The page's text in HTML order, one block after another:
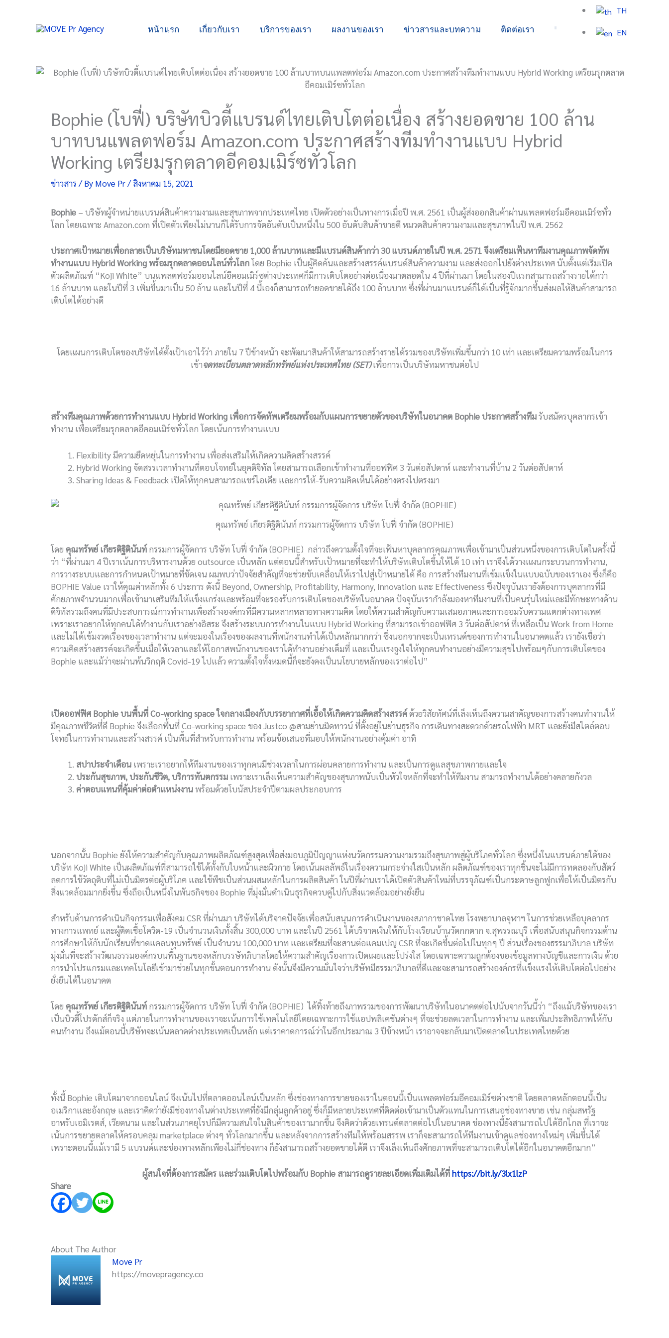
หน้าแรก เกี่ยวกับเรา บริการของเรา ผลงานของเรา ข่าวสารและบทความ ติดต่อเรา
TH
EN
Bophie (โบฟี่) บริษัทบิวตี้แบรนด์ไทยเติบโตต่อเนื่อง สร้างยอดขาย 100 ล้าน
บาทบนแพลตฟอร์ม Amazon.com ประกาศสร้างทีมทำงานแบบ Hybrid
Working เตรียมรุกตลาดอีคอมเมิร์ซทั่วโลก
ข่าวสาร / By Move Pr/สิงหาคม 15, 2021
Bophie – บริษัทผู้จำหน่ายแบรนด์สินค้าความงามและสุขภาพจากประเทศไทย เปิดตัวอย่างเป็นทางการเมื่อปี พ.ศ. 2561 เป็นผู้ส่งออกสินค้าผ่านแพลตฟอร์มอีคอมเมิร์ซทั่ว
โลก โดยเฉพาะ Amazon.com ที่เปิดตัวเพียงไม่นานก็ได้รับการจัดอันดับเป็นหนึ่งใน 500 อันดับสินค้าขายดี หมวดสินค้าความงามและสุขภาพในปี พ.ศ. 2562
ประกาศเป้าหมายเพื่อกลายเป็นบริษัทมหาชนโดยมียอดขาย 1,000ล้านบาทและมีแบรนด์สินค้ากว่า 30แบรนด์ภายในปี พ.ศ. 2571จึงเตรียมเฟ้นหาทีมงานคุณภาพจัดทัพ
ทำงานแบบ Hybrid Workingพร้อมรุกตลาดออนไลน์ทั่วโลกโดย Bophie เป็นผู้คิดค้นและสร้างสรรค์แบรนด์สินค้าความงาม และส่งออกไปยังต่างประเทศ นับตั้งแต่เริ่มเปิด
ตัวผลิตภัณฑ์ “Koji White” บนแพลตฟอร์มออนไลน์อีคอมเมิร์ซต่างประเทศก็มีการเติบโตอย่างต่อเนื่องมาตลอดใน 4 ปีที่ผ่านมา โดยในสองปีแรกสามารถสร้างรายได้กว่า
16 ล้านบาท และในปีที่ 3 เพิ่มขึ้นมาเป็น 50 ล้าน และในปีที่ 4 นี้เองก็สามารถทำยอดขายได้ถึง 100 ล้านบาท ซึ่งที่ผ่านมาแบรนด์ก็ได้เป็นที่รู้จักมากขึ้นส่งผลให้สินค้าสามารถ
เติบโตได้อย่างดี
โดยแผนการเติบโตของบริษัทได้ตั้งเป้าเอาไว้ว่า ภายใน 7 ปีข้างหน้า จะพัฒนาสินค้าให้สามารถสร้างรายได้รวมของบริษัทเพิ่มขึ้นกว่า 10 เท่า และเตรียมความพร้อมในการ
เข้าจดทะเบียนตลาดหลักทรัพย์แห่งประเทศไทย (SET)เพื่อการเป็นบริษัทมหาชนต่อไป
สร้างทีมคุณภาพด้วยการทำงานแบบ Hybrid Working เพื่อการจัดทัพเตรียมพร้อมกับแผนการขยายตัวของบริษัทในอนาคต Bophieประกาศสร้างทีมรับสมัครบุคลากรเข้า
ทำงาน เพื่อเตรียมรุกตลาดอีคอมเมิร์ซทั่วโลก โดยเน้นการทำงานแบบ
Flexibility มีความยืดหยุ่นในการทำงาน เพื่อส่งเสริมให้เกิดความคิดสร้างสรรค์
Hybrid Working จัดสรรเวลาทำงานที่ตอบโจทย์ในยุคดิจิทัล โดยสามารถเลือกเข้าทำงานที่ออฟฟิศ 3 วันต่อสัปดาห์ และทำงานที่บ้าน 2 วันต่อสัปดาห์
Sharing Ideas & Feedback เปิดให้ทุกคนสามารถแชร์ไอเดีย และการให้-รับความคิดเห็นได้อย่างตรงไปตรงมา
คุณทรัพย์ เกียรติฐิตินันท์ กรรมการผู้จัดการ บริษัท โบฟี่ จำกัด (BOPHIE)
โดย คุณทรัพย์ เกียรติฐิตินันท์ กรรมการผู้จัดการ บริษัท โบฟี่ จำกัด (BOPHIE) กล่าวถึงความตั้งใจที่จะเฟ้นหาบุคลากรคุณภาพเพื่อเข้ามาเป็นส่วนหนึ่งของการเติบโตในครั้งนี้
ว่า “ที่ผ่านมา 4 ปีเราเน้นการบริหารงานด้วย outsource เป็นหลัก แต่ตอนนี้สำหรับเป้าหมายที่จะทำให้บริษัทเติบโตขึ้นให้ได้ 10 เท่า เราจึงได้วางแผนกระบวนการทำงาน,
การวางระบบและการกำหนดเป้าหมายที่ชัดเจน ผมพบว่าปัจจัยสำคัญที่จะช่วยขับเคลื่อนให้เราไปสู่เป้าหมายได้ คือ การสร้างทีมงานที่เข้มแข็งในแบบฉบับของเราเอง ซึ่งก็คือ
BOPHIE Value เราให้คุณค่าหลักทั้ง 6 ประการ ดังนี้ Beyond, Ownership, Profitability, Harmony, Innovation และ Effectiveness ซึ่งปัจจุบันเรายังต้องการบุคลากรที่มี
ศักยภาพจำนวนมากเพื่อเข้ามาเสริมทีมให้แข็งแกร่งและพร้อมที่จะรองรับการเติบโตของบริษัทในอนาคต ปัจจุบันเรากำลังมองหาทีมงานที่เป็นคนรุ่นใหม่และมีทักษะทางด้าน
ดิจิทัลรวมถึงคนที่มีประสบการณ์การทำงานเพื่อสร้างองค์กรที่มีความหลากหลายทางความคิด โดยให้ความสำคัญกับความเสมอภาคและการยอมรับความแตกต่างทางเพศ
เพราะเราอยากให้ทุกคนได้ทำงานกับเราอย่างอิสระ จึงสร้างระบบการทำงานในแบบ Hybrid Working ที่สามารถเข้าออฟฟิศ 3 วันต่อสัปดาห์ ที่เหลือเป็น Work from Home
และไม่ได้เข้มงวดเรื่องของเวลาทำงาน แต่จะมองในเรื่องของผลงานที่พนักงานทำได้เป็นหลักมากกว่า ซึ่งนอกจากจะเป็นเทรนด์ของการทำงานในอนาคตแล้ว เรายังเชื่อว่า
ความคิดสร้างสรรค์จะเกิดขึ้นเมื่อให้เวลาและให้โอกาสพนักงานของเราได้ทำงานอย่างเต็มที่ และเป็นแรงจูงใจให้ทุกคนทำงานอย่างมีความสุขไปพร้อมๆกับการเติบโตของ
Bophie และแม้ว่าจะผ่านพ้นวิกฤติ Covid-19 ไปแล้ว ความตั้งใจทั้งหมดนี้ก็จะยังคงเป็นนโยบายหลักของเราต่อไป”
เปิดออฟฟิศ Bophieบนพื้นที่Co-working spaceใจกลางเมืองกับบรรยากาศที่เอื้อให้เกิดความคิดสร้างสรรค์ด้วยวิสัยทัศน์ที่เล็งเห็นถึงความสาคัญของการสร้างคนทำงานให้
มีคุณภาพชีวิตที่ดี Bophie จึงเลือกพื้นที่ Co-working space ของ Justco @สามย่านมิดทาวน์ ที่ตั้งอยู่ในย่านธุรกิจ การเดินทางสะดวกด้วยรถไฟฟ้า MRT และยังมีสไตล์ตอบ
โจทย์ในการทำงานและสร้างสรรค์ เป็นพื้นที่สำหรับการทำงาน พร้อมข้อเสนอที่มอบให้พนักงานอย่างคุ้มค่า อาทิ
สปาประจำเดือน เพราะเราอยากให้ทีมงานของเราทุกคนมีช่วงเวลาในการผ่อนคลายการทำงาน และเป็นการดูแลสุขภาพกายและใจ
ประกันสุขภาพ,ประกันชีวิต,บริการทันตกรรม เพราะเราเล็งเห็นความสำคัญของสุขภาพนับเป็นหัวใจหลักที่จะทำให้ทีมงาน สามารถทำงานได้อย่างคลายกังวล
ค่าตอบแทนที่คุ้มค่าต่อตำแหน่งงานพร้อมด้วยโบนัสประจำปีตามผลประกอบการ
นอกจากนั้น Bophie ยังให้ความสำคัญกับคุณภาพผลิตภัณฑ์สูงสุดเพื่อส่งมอบภูมิปัญญาแห่งนวัตกรรมความงามรวมถึงสุขภาพสู่ผู้บริโภคทั่วโลก ซึ่งหนึ่งในแบรนด์ภายใต้ของ
บริษัท Koji White เป็นผลิตภัณฑ์ที่สามารถใช้ได้ทั้งกับใบหน้าและผิวกาย โดยเน้นผลลัพธ์ในเรื่องความกระจ่างใสเป็นหลัก ผลิตภัณฑ์ของเราทุกชิ้นจะไม่มีการทดลองกับสัตว์
ลดการใช้วัตถุดิบที่ไม่เป็นมิตรต่อผู้บริโภค และใช้พืชเป็นส่วนผสมหลักในการผลิตสินค้า ในปีที่ผ่านเราได้เปิดตัวสินค้าใหม่ที่บรรจุภัณฑ์เป็นกระดาษลูกฟูกเพื่อให้เป็นมิตรกับ
สิ่งแวดล้อมมากยิ่งขึ้น ซึ่งถือเป็นหนึ่งในพันธกิจของ Bophie ที่มุ่งมั่นดำเนินธุรกิจควบคู่ไปกับสิ่งแวดล้อมอย่างยั่งยืน
สำหรับด้านการดำเนินกิจกรรมเพื่อสังคม CSR ที่ผ่านมา บริษัทได้บริจาคปัจจัยเพื่อสนับสนุนการดำเนินงานของสภากาชาดไทย โรงพยาบาลจุฬาฯ ในการช่วยเหลือบุคลากร
ทางการแพทย์ และผู้ติดเชื้อโควิด-19 เป็นจำนวนเงินทั้งสิ้น 300,000 บาท และในปี 2561 ได้บริจาคเงินให้กับโรงเรียนบ้านวัดกกตาก จ.สุพรรณบุรี เพื่อสนับสนุนกิจกรรมด้าน
การศึกษาให้กับนักเรียนที่ขาดแคลนทุนทรัพย์ เป็นจำนวน 100,000 บาท และเตรียมที่จะสานต่อแคมเปญ CSR ที่จะเกิดขึ้นต่อไปในทุกๆ ปี ส่วนเรื่องของธรรมาภิบาล บริษัท
มุ่งมั่นที่จะสร้างวัฒนธรรมองค์กรบนพื้นฐานของหลักบรรษัทภิบาลโดยให้ความสำคัญเรื่องการเปิดเผยและโปร่งใส โดยเฉพาะความถูกต้องของข้อมูลทางบัญชีและการเงิน ด้วย
การนำโปรแกรมและเทคโนโลยีเข้ามาช่วยในทุกขั้นตอนการทำงาน ดังนั้นจึงมีความมั่นใจว่าบริษัทมีธรรมาภิบาลที่ดีและจะสามารถสร้างองค์กรที่แข็งแรงให้เติบโตต่อไปอย่าง
ยั่งยืนได้ในอนาคต
โดย คุณทรัพย์ เกียรติฐิตินันท์ กรรมการผู้จัดการ บริษัท โบฟี่ จำกัด (BOPHIE) ได้ทิ้งท้ายถึงภาพรวมของการพัฒนาบริษัทในอนาคตต่อไปนับจากวันนี้ว่า “ถึงแม้บริษัทของเรา
เป็นบิวตี้โปรดักส์ก็จริง แต่ภายในการทำงานของเราจะเน้นการใช้เทคโนโลยีโดยเฉพาะการใช้แอปพลิเคชันต่างๆ ที่จะช่วยลดเวลาในการทำงาน และเพิ่มประสิทธิภาพให้กับ
คนทำงาน ถึงแม้ตอนนี้บริษัทจะเน้นตลาดต่างประเทศเป็นหลัก แต่เราคาดการณ์ว่าในอีกประมาณ 3 ปีข้างหน้า เราอาจจะกลับมาเปิดตลาดในประเทศไทยด้วย
ทั้งนี้ Bophie เติบโตมาจากออนไลน์ จึงเน้นไปที่ตลาดออนไลน์เป็นหลัก ซึ่งช่องทางการขายของเราในตอนนี้เป็นแพลตฟอร์มอีคอมเมิร์ซต่างชาติ โดยตลาดหลักตอนนี้เป็น
อเมริกาและอังกฤษ และเราคิดว่ายังมีช่องทางในต่างประเทศที่ยังมีกลุ่มลูกค้าอยู่ ซึ่งก็มีหลายประเทศที่ติดต่อเข้ามาเป็นตัวแทนในการเสนอช่องทางขาย เช่น กลุ่มสหรัฐ
อาหรับเอมิเรตส์, เวียดนาม และในส่วนภาคยุโรปก็มีความสนใจในสินค้าของเรามากขึ้น จึงคิดว่าด้วยเทรนด์ตลาดต่อไปในอนาคต ช่องทางนี้ยังสามารถไปได้อีกไกล ที่เราจะ
เน้นการขยายตลาดให้ครอบคลุม marketplace ต่างๆ ทั่วโลกมากขึ้น และหลังจากการสร้างทีมให้พร้อมสรรพ เราก็จะสามารถให้ทีมงานเข้าดูแลช่องทางใหม่ๆ เพิ่มขึ้นได้
เพราะตอนนี้แม้เรามี 5 แบรนด์และช่องทางหลักเพียงไม่กี่ช่องทาง ก็ยังสามารถสร้างยอดขายได้ดี เราจึงเล็งเห็นถึงศักยภาพที่จะสามารถเติบโตได้อีกในอนาคตอีกมาก”
ผู้สนใจที่ต้องการสมัคร และร่วมเติบโตไปพร้อมกับ Bophie สามารถดูรายละเอียดเพิ่มเติมได้ที่https://bit.ly/3lx1lzP
Share
About The Author
Move Pr
https://movepragency.co